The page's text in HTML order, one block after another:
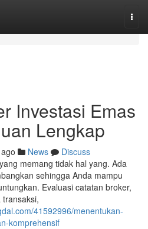
Investasi Emas
Lengkap
News
Discuss
memang tidak hal yang. Ada
sehingga Anda mampu
Evaluasi catatan broker,
41592996/menentukan-
komprehensif